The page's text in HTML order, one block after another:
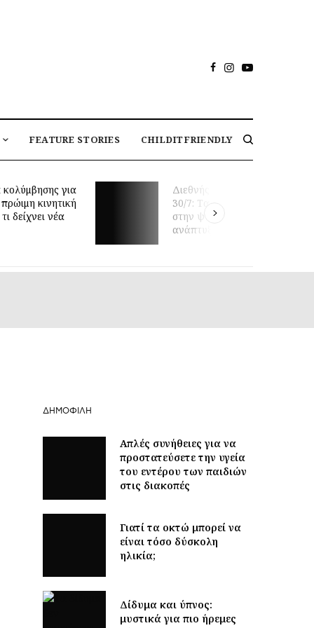
FEATURE STORIES CHILDITFRIENDLY
για
κινητική
δείχνει νέα
Διεθνής Ημέρα Φιλίας
30/7: Tα οφέλη της φιλίας
στην ψυχική υγεία και
ανάπτυξη των παιδιών
ΔΗΜΟΦΙΛΉ
Απλές συνήθειες για να
προστατεύσετε την υγεία
του εντέρου των παιδιών
στις διακοπές
Γιατί τα οκτώ μπορεί να
είναι τόσο δύσκολη
ηλικία;
Δίδυμα και ύπνος:
μυστικά για πιο ήρεμες